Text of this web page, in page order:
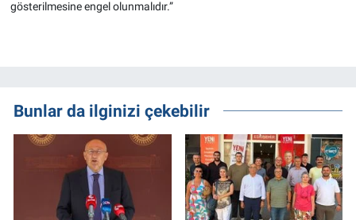
gösterilmesine engel olunmalıdır.”
Bunlar da ilginizi çekebilir